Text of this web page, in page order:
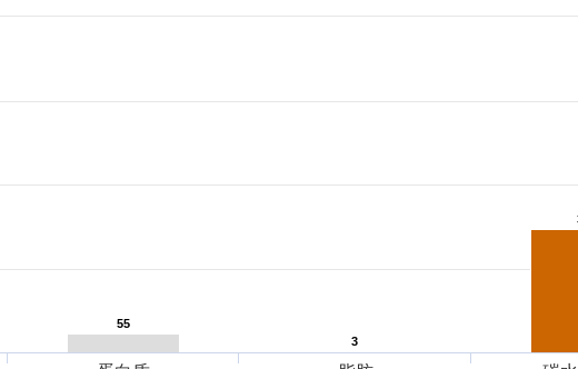
55
55
3
3